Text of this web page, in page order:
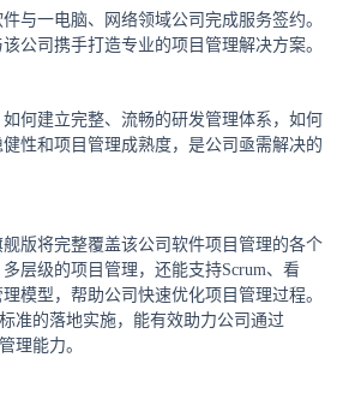
与一电脑、网络领域公司完成服务签约。
公司携手打造专业的项目管理解决方案。
何建立完整、流畅的研发管理体系，如何
性和项目管理成熟度，是公司亟需解决的
版将完整覆盖该公司软件项目管理的各个
层级的项目管理，还能支持Scrum、看
模型，帮助公司快速优化项目管理过程。
准的落地实施，能有效助力公司通过
理能力。